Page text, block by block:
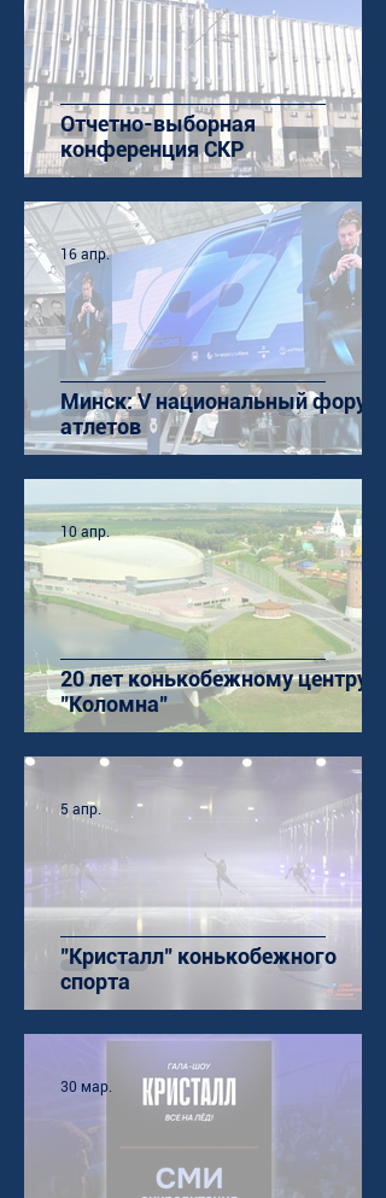
Отчетно-выборная
конференция СКР
Минск: V национальный форум
атлетов
16 апр.
20 лет конькобежному центру
"Коломна"
10 апр.
"Кристалл" конькобежного
спорта
5 апр.
30 мар.